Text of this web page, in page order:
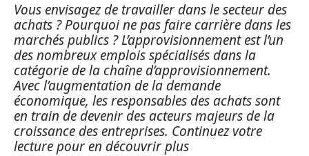
Vous envisagez de travailler dans le secteur des
achats ? Pourquoi ne pas faire carrière dans les
marchés publics ? L’approvisionnement est l’un
des nombreux emplois spécialisés dans la
catégorie de la chaîne d’approvisionnement.
Avec l’augmentation de la demande
économique, les responsables des achats sont
en train de devenir des acteurs majeurs de la
croissance des entreprises. Continuez votre
lecture pour en découvrir plus